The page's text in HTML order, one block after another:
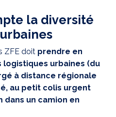
la diversité
ZFE doit prendre en
urbaines (du
à distance régionale
au petit colis urgent
un camion en